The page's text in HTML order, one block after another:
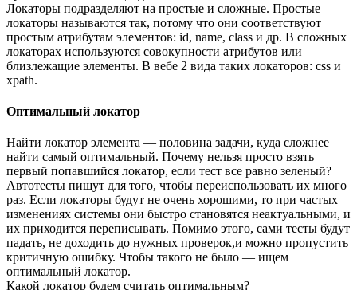
Локаторы подразделяют на простые и сложные. Простые
локаторы называются так, потому что они соответствуют
простым атрибутам элементов: id, name, class и др. В сложных
локаторах используются совокупности атрибутов или
близлежащие элементы. В вебе 2 вида таких локаторов: css и
xpath.
Оптимальный локатор
Найти локатор элемента — половина задачи, куда сложнее
найти самый оптимальный. Почему нельзя просто взять
первый попавшийся локатор, если тест все равно зеленый?
Автотесты пишут для того, чтобы переиспользовать их много
раз. Если локаторы будут не очень хорошими, то при частых
изменениях системы они быстро становятся неактуальными, и
их приходится переписывать. Помимо этого, сами тесты будут
падать, не доходить до нужных проверок,и можно пропустить
критичную ошибку. Чтобы такого не было — ищем
оптимальный локатор.
Какой локатор будем считать оптимальным?